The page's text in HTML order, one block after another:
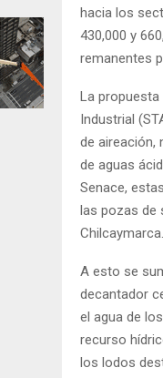
hacia los
430,000 y
remanentes
La propuesta
Industrial
de aireación,
de aguas
Senace,
las pozas de
Chilcaymarca.
A esto se
decantador
el agua de
recurso
los lodos